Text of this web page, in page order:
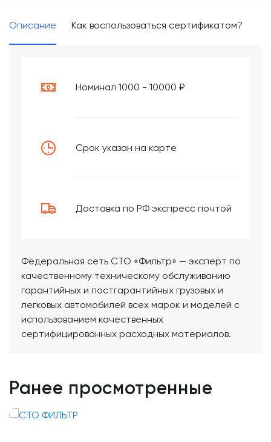
Описание Как воспользоваться сертификатом?
Номинал 1000 - 10000 ₽
Срок указан на карте
Доставка по РФ экспресс почтой
Федеральная сеть СТО «Фильтр» — эксперт по
качественному техническому обслуживанию
гарантийных и постгарантийных грузовых и
легковых автомобилей всех марок и моделей с
использованием качественных
сертифицированных расходных материалов.
Ранее просмотренные